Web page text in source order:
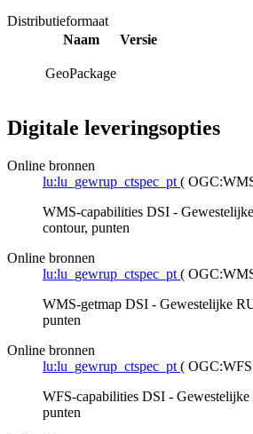
Distributieformaat
Naam
Versie
GeoPackage
Digitale leveringsopties
Online bronnen
lu:lu_gewrup_ctspec_pt (
WMS-capabilities DSI -
contour, punten
Online bronnen
lu:lu_gewrup_ctspec_pt (
WMS-getmap DSI - Gewestelijke
punten
Online bronnen
lu:lu_gewrup_ctspec_pt ( OGC:WFS
WFS-capabilities DSI - Gewestelijke
punten